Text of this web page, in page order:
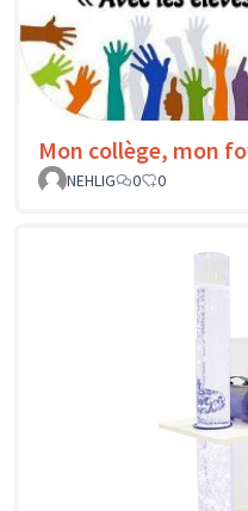
Mon collège, mon
NEHLIG
0 0